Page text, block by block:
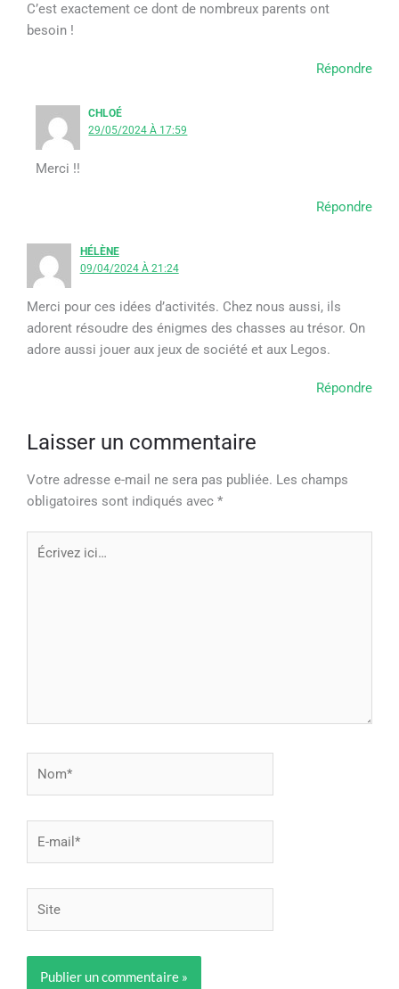
C’est exactement ce dont de nombreux parents ont
besoin !
Répondre
CHLOÉ
29/05/2024 À 17:59
Merci !!
Répondre
HÉLÈNE
09/04/2024 À 21:24
Merci pour ces idées d’activités. Chez nous aussi, ils
adorent résoudre des énigmes des chasses au trésor. On
adore aussi jouer aux jeux de société et aux Legos.
Répondre
Laisser un commentaire
Votre adresse e-mail ne sera pas publiée. Les champs
obligatoires sont indiqués avec *
Écrivez
ici…
mail*